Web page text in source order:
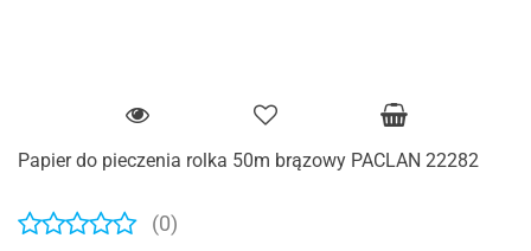
Papier do pieczenia rolka 50m brązowy PACLAN 22282
(0)